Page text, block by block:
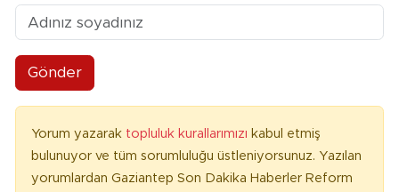
Gönder
Yorum yazarak topluluk kurallarımızı kabul etmiş
bulunuyor ve tüm sorumluluğu üstleniyorsunuz. Yazılan
yorumlardan Gaziantep Son Dakika Haberler Reform